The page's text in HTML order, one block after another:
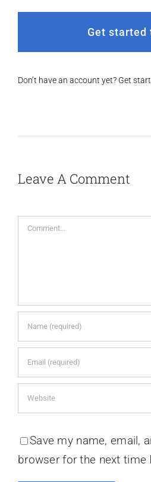
Get started
Don’t have an account yet? Get
Leave A Comment
Save my name, email,
browser for the next time